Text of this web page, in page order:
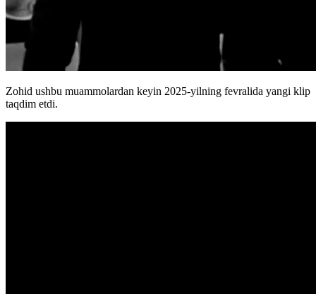
Zohid ushbu muammolardan keyin 2025-yilning fevralida yangi klip
taqdim etdi.